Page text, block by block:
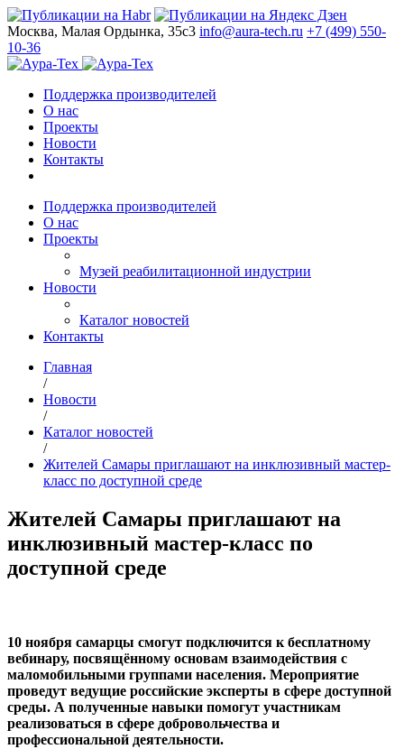
Москва, Малая Ордынка, 35с3 info@aura-tech.ru +7 (499) 550-
10-36
Поддержка производителей
О нас
Проекты
Новости
Контакты
Поддержка производителей
О нас
Проекты
Музей реабилитационной индустрии
Новости
Каталог новостей
Контакты
Главная
/
Новости
/
Каталог новостей
/
Жителей Самары приглашают на инклюзивный мастер-
класс по доступной среде
Жителей Самары приглашают на
инклюзивный мастер-класс по
доступной среде
10 ноября самарцы смогут подключится к бесплатному
вебинару, посвящённому основам взаимодействия с
маломобильными группами населения. Мероприятие
проведут ведущие российские эксперты в сфере доступной
среды. А полученные навыки помогут участникам
реализоваться в сфере добровольчества и
профессиональной деятельности.